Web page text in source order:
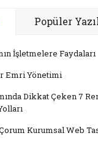
Popüler
İşletmelere Faydaları
Emri Yönetimi
Dikkat Çeken 7
Kurumsal Web